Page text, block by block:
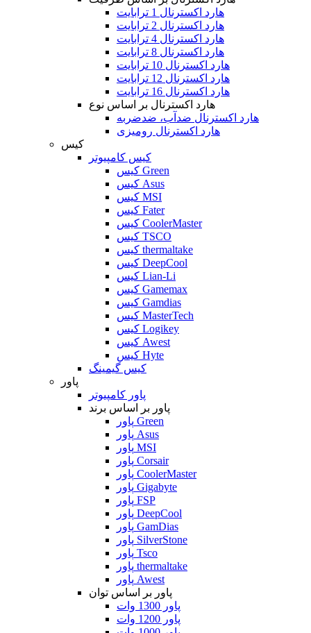
هارد اکسترنال 1 ترابایت
هارد اکسترنال 2 ترابایت
هارد اکسترنال 4 ترابایت
هارد اکسترنال 8 ترابایت
هارد اکسترنال 10 ترابایت
هارد اکسترنال 12 ترابایت
هارد اکسترنال 16 ترابایت
هارد اکسترنال بر اساس نوع
هارد اکسترنال ضدآب، ضدضربه
هارد اکسترنال رومیزی
کیس
کیس کامپیوتر
کیس Green
کیس Asus
کیس MSI
کیس Fater
کیس CoolerMaster
کیس TSCO
کیس thermaltake
کیس DeepCool
کیس Lian-Li
کیس Gamemax
کیس Gamdias
کیس MasterTech
کیس Logikey
کیس Awest
کیس Hyte
کیس گیمینگ
پاور
پاور کامپیوتر
پاور بر اساس برند
پاور Green
پاور Asus
پاور MSI
پاور Corsair
پاور CoolerMaster
پاور Gigabyte
پاور FSP
پاور DeepCool
پاور GamDias
پاور SilverStone
پاور Tsco
پاور thermaltake
پاور Awest
پاور بر اساس توان
پاور 1300 وات
پاور 1200 وات